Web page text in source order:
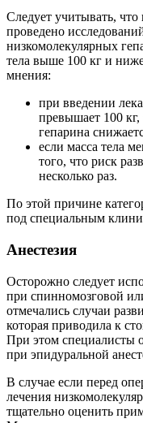
Следует учитывать,
проведено
низкомолекулярных
тела выше 100 кг и
мнения:
при введении
превышает 100
гепарина
если масса тела
того, что риск
несколько раз.
По этой причине
под специальным
Анестезия
Осторожно следует
при спинномозговой
отмечались случаи
которая приводила к
При этом специалисты
при эпидуральной
В случае если перед
лечения
тщательно оценить